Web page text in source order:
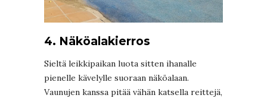
4. Näköalakierros
Sieltä leikkipaikan luota sitten ihanalle
pienelle kävelylle suoraan näköalaan.
Vaunujen kanssa pitää vähän katsella reittejä,